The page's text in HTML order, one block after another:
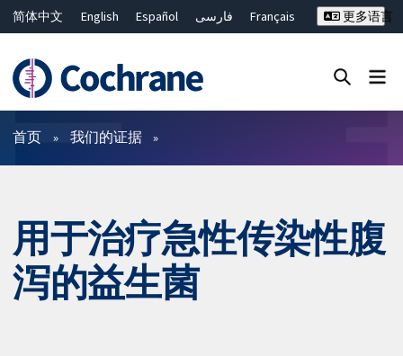
简体中文 English Español فارسی
Français
ไทย
繁體中文
更多语言
过滤
首页 我们的证据
用于治疗急性传染性腹
泻的益生菌